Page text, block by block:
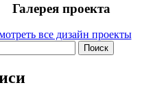
Галерея проекта
все дизайн проекты